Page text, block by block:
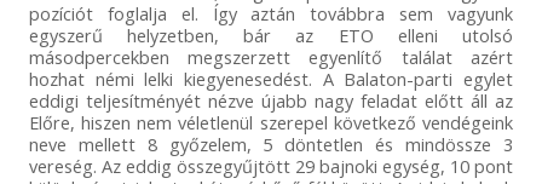
pozíciót foglalja el. Így aztán továbbra sem vagyunk
egyszerű helyzetben, bár az ETO elleni utolsó
másodpercekben megszerzett egyenlítő találat azért
hozhat némi lelki kiegyenesedést. A Balaton-parti egylet
eddigi teljesítményét nézve újabb nagy feladat előtt áll az
Előre, hiszen nem véletlenül szerepel következő vendégeink
neve mellett 8 győzelem, 5 döntetlen és mindössze 3
vereség. Az eddig összegyűjtött 29 bajnoki egység, 10 pont